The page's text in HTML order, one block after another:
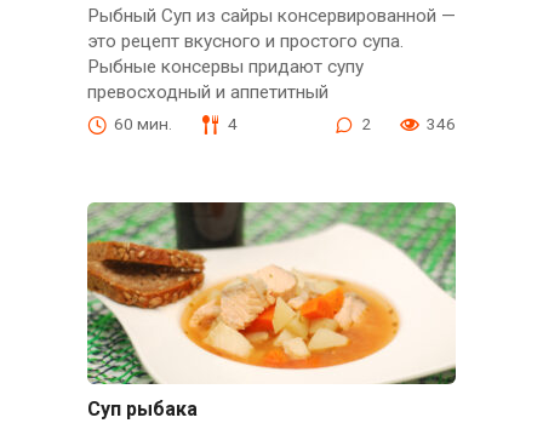
Рыбный Суп из сайры консервированной —
это рецепт вкусного и простого супа.
Рыбные консервы придают супу
превосходный и аппетитный
60 мин. 4 2 346
Суп рыбака